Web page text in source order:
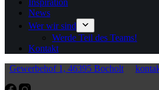
Inspiration
News
Wer wir sind
Werde Teil des Teams!
Kontakt
Gewerbehof 1, 46395 Bocholt